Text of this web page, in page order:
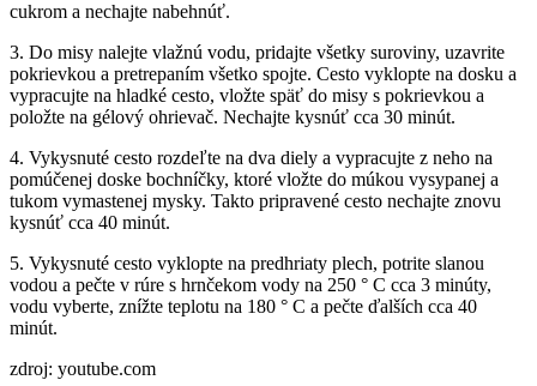
cukrom a nechajte nabehnúť.
3. Do misy nalejte vlažnú vodu, pridajte všetky suroviny, uzavrite
pokrievkou a pretrepaním všetko spojte. Cesto vyklopte na dosku a
vypracujte na hladké cesto, vložte späť do misy s pokrievkou a
položte na gélový ohrievač. Nechajte kysnúť cca 30 minút.
4. Vykysnuté cesto rozdeľte na dva diely a vypracujte z neho na
pomúčenej doske bochníčky, ktoré vložte do múkou vysypanej a
tukom vymastenej mysky. Takto pripravené cesto nechajte znovu
kysnúť cca 40 minút.
5. Vykysnuté cesto vyklopte na predhriaty plech, potrite slanou
vodou a pečte v rúre s hrnčekom vody na 250 ° C cca 3 minúty,
vodu vyberte, znížte teplotu na 180 ° C a pečte ďalších cca 40
minút.
zdroj: youtube.com